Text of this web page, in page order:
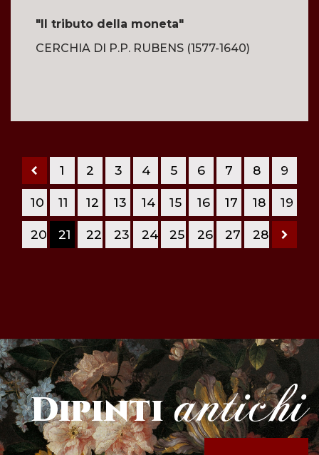
"Il tributo della moneta"
CERCHIA DI P.P. RUBENS (1577-1640)
1 2 3 4 5 6 7 8 9
10 11 12 13 14 15 16 17 18 19
20 21 22 23 24 25 26 27 28
Dipinti antichi